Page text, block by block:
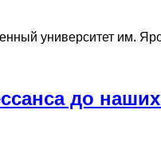
университет им.
до